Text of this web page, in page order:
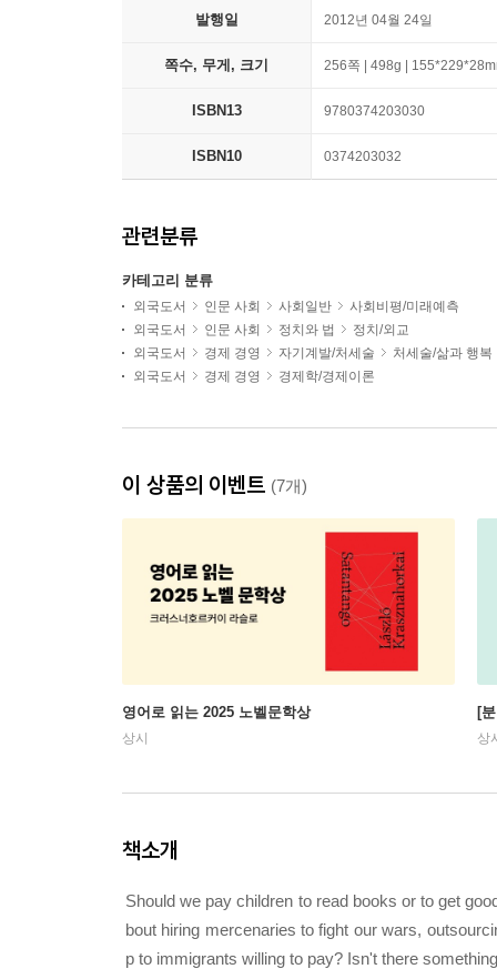
발행일 2012년 04월 24일
쪽수, 무게, 크기 256쪽 | 498g |
ISBN13 9780374203030
ISBN10 0374203032
관련분류
카테고리 분류
외국도서 인문 사회 사회일반
사회비평/미래예측
외국도서
인문 사회 정치와 법
정치/외교
외국도서
경제 경영 자기계발/처세술
처세술/삶과 행복
외국도서
경제 경영 경제학/경제이론
이 상품의 이벤트 (7개)
영어로 읽는 2025 노벨문학상
상시
[
상
책소개
Should we pay children to read books or to get
bout hiring mercenaries to fight our wars,
p to immigrants willing to pay? Isn't there